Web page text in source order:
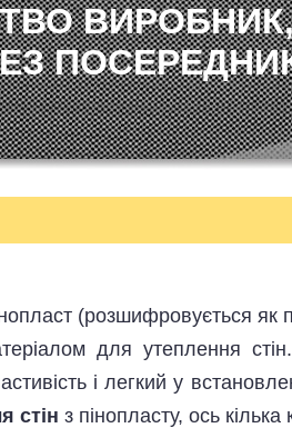
(розшифровується як
для утеплення
і легкий у
стін з пінопласту, ось